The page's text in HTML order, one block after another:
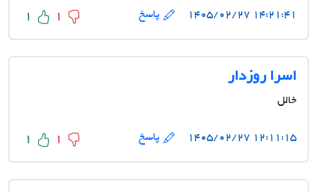
۱۴:۲۱:۴۱ ۱۴۰۵/۰۲/۲۷ پاسخ 1 1
اسرا روزدار
خالل
۱۲:۱۱:۱۵ ۱۴۰۵/۰۲/۲۷ پاسخ 1 1